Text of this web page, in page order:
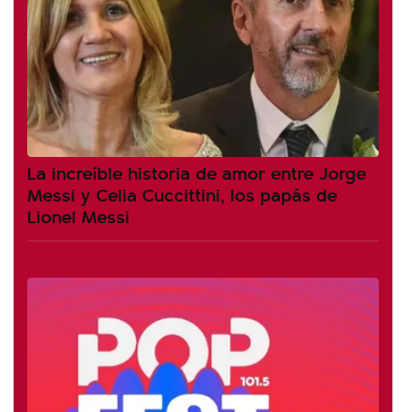
La increíble historia de amor entre Jorge
Messi y Celia Cuccittini, los papás de
Lionel Messi